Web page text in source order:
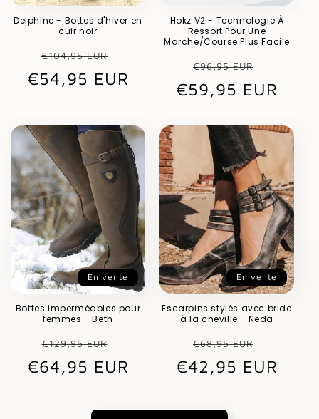
Delphine - Bottes d'hiver en
cuir noir
Prix
habituel
€104,95 EUR
promotionnel
€54,95 EUR
Hokz V2 - Technologie À
Ressort Pour Une
Marche/Course Plus Facile
Prix
habituel
€96,95 EUR
€59,95 EUR
En vente
Bottes imperméables pour
femmes - Beth
Prix
habituel
€129,95 EUR
promotionnel
€64,95 EUR
En vente
Escarpins stylés avec bride
à la cheville - Neda
Prix
habituel
€68,95 EUR
€42,95 EUR